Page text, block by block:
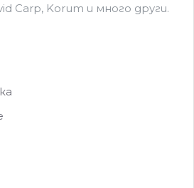
Carp, Korum и мнoгo дpyги.